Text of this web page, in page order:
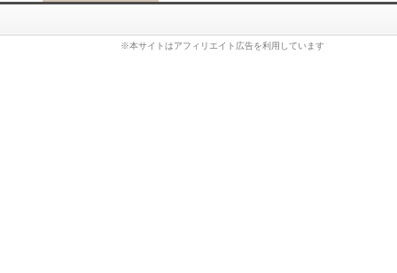
※本サイトはアフィリエイト広告を利用しています